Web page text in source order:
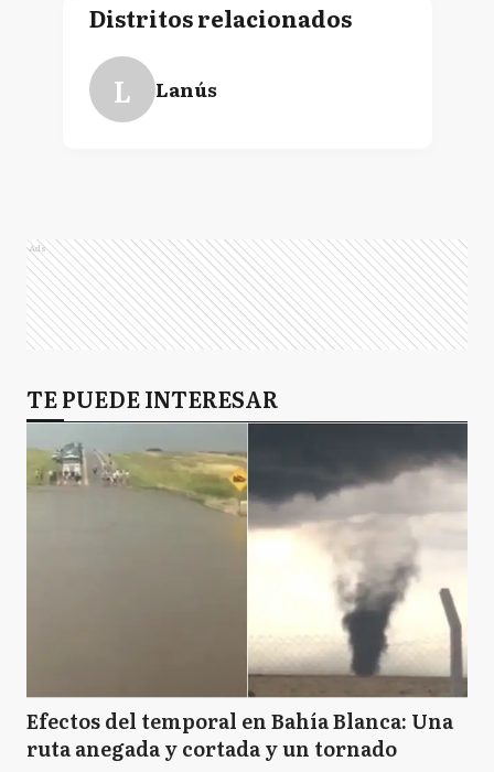
Distritos relacionados
L Lanús
Ads
TE PUEDE INTERESAR
Efectos del temporal en Bahía Blanca: Una
ruta anegada y cortada y un tornado